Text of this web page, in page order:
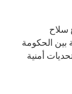
سلاح
بين الحكومة
أمنية